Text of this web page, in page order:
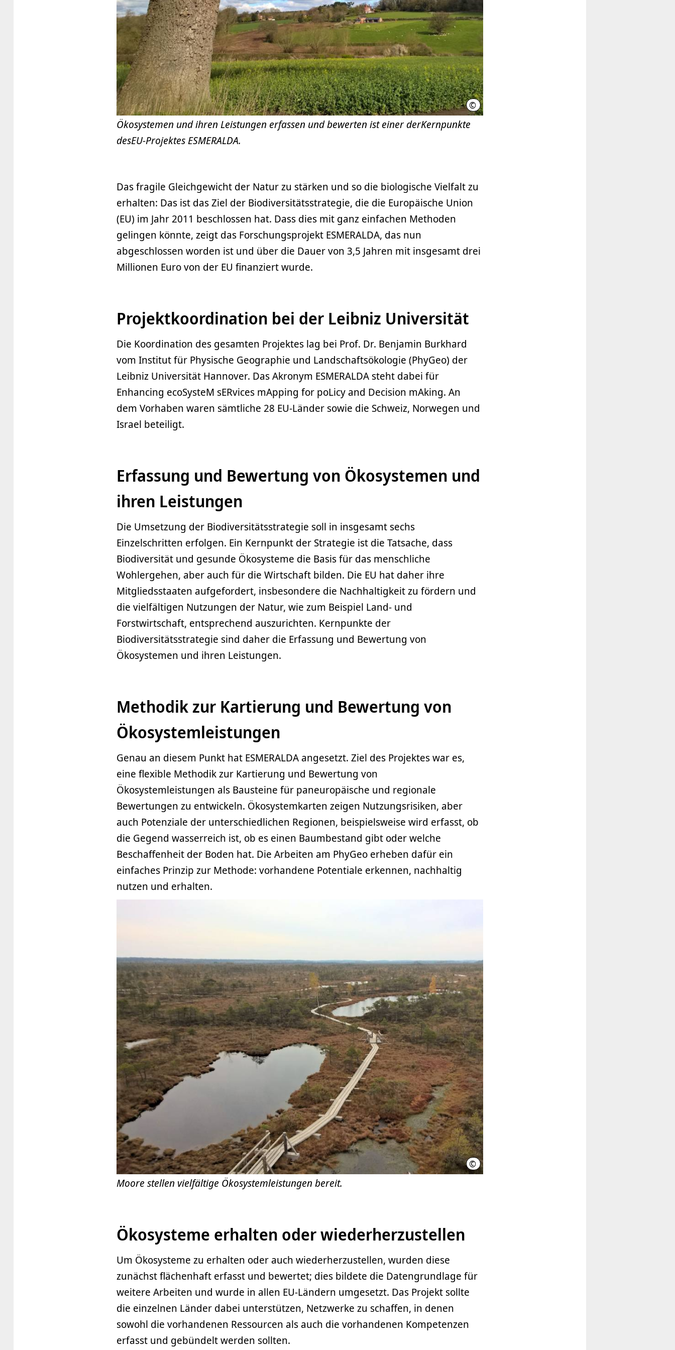
© Benjamin Burkhard
Ökosystemen und ihren Leistungen erfassen und bewerten ist einer derKernpunkte
desEU-Projektes ESMERALDA.
Das fragile Gleichgewicht der Natur zu stärken und so die biologische Vielfalt zu
erhalten: Das ist das Ziel der Biodiversitätsstrategie, die die Europäische Union
(EU) im Jahr 2011 beschlossen hat. Dass dies mit ganz einfachen Methoden
gelingen könnte, zeigt das Forschungsprojekt ESMERALDA, das nun
abgeschlossen worden ist und über die Dauer von 3,5 Jahren mit insgesamt drei
Millionen Euro von der EU finanziert wurde.
Projektkoordination bei der Leibniz Universität
Die Koordination des gesamten Projektes lag bei Prof. Dr. Benjamin Burkhard
vom Institut für Physische Geographie und Landschaftsökologie (PhyGeo) der
Leibniz Universität Hannover. Das Akronym ESMERALDA steht dabei für
Enhancing ecoSysteM sERvices mApping for poLicy and Decision mAking. An
dem Vorhaben waren sämtliche 28 EU-Länder sowie die Schweiz, Norwegen und
Israel beteiligt.
Erfassung und Bewertung von Ökosystemen und
ihren Leistungen
Die Umsetzung der Biodiversitätsstrategie soll in insgesamt sechs
Einzelschritten erfolgen. Ein Kernpunkt der Strategie ist die Tatsache, dass
Biodiversität und gesunde Ökosysteme die Basis für das menschliche
Wohlergehen, aber auch für die Wirtschaft bilden. Die EU hat daher ihre
Mitgliedsstaaten aufgefordert, insbesondere die Nachhaltigkeit zu fördern und
die vielfältigen Nutzungen der Natur, wie zum Beispiel Land- und
Forstwirtschaft, entsprechend auszurichten. Kernpunkte der
Biodiversitätsstrategie sind daher die Erfassung und Bewertung von
Ökosystemen und ihren Leistungen.
Methodik zur Kartierung und Bewertung von
Ökosystemleistungen
Genau an diesem Punkt hat ESMERALDA angesetzt. Ziel des Projektes war es,
eine flexible Methodik zur Kartierung und Bewertung von
Ökosystemleistungen als Bausteine für paneuropäische und regionale
Bewertungen zu entwickeln. Ökosystemkarten zeigen Nutzungsrisiken, aber
auch Potenziale der unterschiedlichen Regionen, beispielsweise wird erfasst, ob
die Gegend wasserreich ist, ob es einen Baumbestand gibt oder welche
Beschaffenheit der Boden hat. Die Arbeiten am PhyGeo erheben dafür ein
einfaches Prinzip zur Methode: vorhandene Potentiale erkennen, nachhaltig
nutzen und erhalten.
© Benjamin Burkhard
Moore stellen vielfältige Ökosystemleistungen bereit.
Ökosysteme erhalten oder wiederherzustellen
Um Ökosysteme zu erhalten oder auch wiederherzustellen, wurden diese
zunächst flächenhaft erfasst und bewertet; dies bildete die Datengrundlage für
weitere Arbeiten und wurde in allen EU-Ländern umgesetzt. Das Projekt sollte
die einzelnen Länder dabei unterstützen, Netzwerke zu schaffen, in denen
sowohl die vorhandenen Ressourcen als auch die vorhandenen Kompetenzen
erfasst und gebündelt werden sollten.